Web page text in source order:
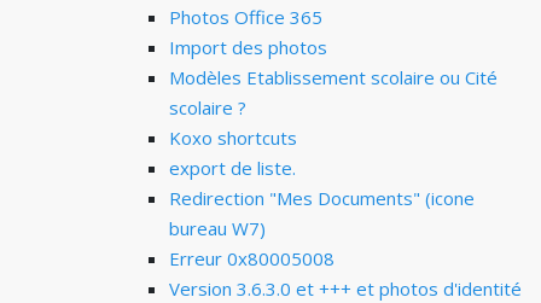
Photos Office 365
Import des photos
Modèles Etablissement scolaire ou Cité
scolaire ?
Koxo shortcuts
export de liste.
Redirection "Mes Documents" (icone
bureau W7)
Erreur 0x80005008
Version 3.6.3.0 et +++ et photos d'identité